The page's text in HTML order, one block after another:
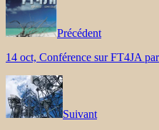
Précédent
14 oct, Conférence sur FT4JA
Suivant